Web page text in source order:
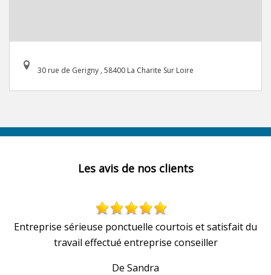
30 rue de Gerigny , 58400 La Charite Sur Loire
Les avis de nos clients
Entreprise sérieuse ponctuelle courtois et satisfait du
travail effectué entreprise conseiller
De Sandra